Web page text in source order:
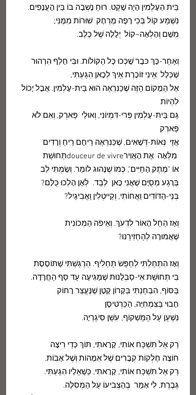
בֵּית הַעָלְמִין הָיָה שָׁקֵט. רוּחַ נָשְׁבָה בּוֹ בֵּין הָעֲנָפִים.
נִשְׁמַע קוֹל בְּכִי רָפֶה מֶרְחָק  שׁוּרוֹת מִמֶּנִּי;
מִשָּׁם וְהָלְאָה–קוֹל  יְלָלָה שֶׁל כֶּלֶב.
וְאַחַר-כָּךְ כּבָר שָׁכְכוּ כָּל הַקּוֹלוֹת. וּבִי חָלַף הִרְהוּר
שֶׁכְּלָל  אֵינִי זוֹכֶרֶת אֵיךְ לְכָאן הִגַּעְתִּי,
אֶל הַמָּקוֹם הַזֶּה שֶׁכַּנִּרְאֶה הוּא בֵּית-עָלְמִין. אֲבָל יָכוֹל
לִהְיוֹת
גַּם בֵּית-עָלְמִין פְּרי-דִּמְיוֹנִי, וְאוּלַי  פַּארְק, וְאִם לֹא
פַּארְק
אֲזַי  נְאוֹת-דְּשָׁאִים, שֶׁכַּנִּרְאֶה רֵיחָם רֵיחַ וְרָדִים
אוֹ "מֶתֶק הַחַיִּים", כְּמוֹ שֶׁנָּהוּג לוֹמַר. וְשָׂמְתִּי לֵב
בְּרֶגַע מְסֻיָּם שֶׁאֲנִי כָּאן  לְבַד.  לְאָן הָלְכוּ כֻּלָּם?
בְּנֵי-הַדּוֹדִים וַאֲחוֹתִי, וְקֵייטְלִין וַאֲבִיגַיִל?
וְאָז הֵחֵל הָאוֹר לִדְעֹךְ. וְאֵיפֹה הַמְּכוֹנִית
שֶׁאֲמוּרָה לְהַחְזִירֵנוּ?
וְאָז הִתְחַלְתִּי לְחַפֵּשׂ תַּחְלִיף. הִרְגַּשְׁתִּי שֶׁתּוֹסֶסֶת
בִּי תְּחוּשַׁת אִי-סַבְלָנוּת שֶׁמַּגִּיעָה עַד סַף הַחֲרָדָה.
בַּסּוֹף, הִבְחַנְתִּי בְּקָרוֹן קָטָן שֶׁנֶּעֱצַר רָחוֹק
חָבוּי בַּצִּמְחִיָּה, הַכַּרְטִיסָן
נִשְׁעַן עַל הַמַּשְׁקוֹף, עִשֵּׁן סִיגַרְיָה.
רַק אַל תִּשְׁכַּח אוֹתִי, קָרָאתִי, תּוֹךְ כְּדֵי רִיצָה
חוֹצָה חֶלְקוֹת קְבָרִים שֶׁל אִמָּהוֹת וְשֶׁל אָבוֹת.
רַק אַל תִּשְׁכַּח אוֹתִי, קָרָאתִי, כְּשֶׁאֵלָיו הִגַּעְתִּי.
גְּבֶרֶת, לִי אָמַר  בְּהַצְבּיעוֹ עַל הַמְּסִלָּה.